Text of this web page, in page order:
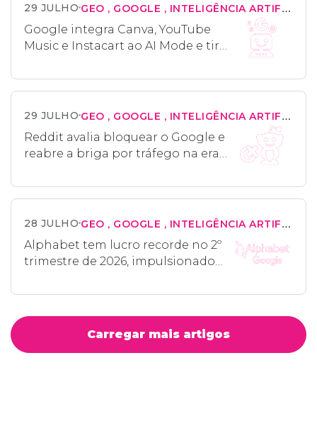
29 JULHO GEO GOOGLE INTELIGÊNCIA ARTIFICIAL
Google integra Canva, YouTube
Music e Instacart ao AI Mode e tira
29 JULHO GEO GOOGLE INTELIGÊNCIA ARTIFICIAL
Reddit avalia bloquear o Google e
reabre a briga por tráfego na era
28 JULHO GEO GOOGLE INTELIGÊNCIA ARTIFICIAL
Alphabet tem lucro recorde no 2º
trimestre de 2026, impulsionado
busca
Carregar mais artigos